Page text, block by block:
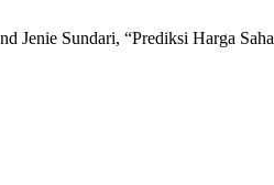
Jenie Sundari, “Prediksi Harga